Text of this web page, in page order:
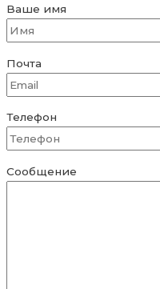
Ваше имя
Почта
Телефон
Сообщение